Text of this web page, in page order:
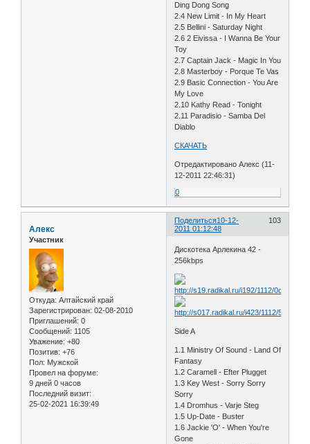
Ding Dong Song
2.4 New Limit - In My Heart
2.5 Bellini - Saturday Night
2.6 2 Eivissa - I Wanna Be Your
Toy
2.7 Captain Jack - Magic In You
2.8 Masterboy - Porque Te Vas
2.9 Basic Connection - You Are
My Love
2.10 Kathy Read - Tonight
2.11 Paradisio - Samba Del
Diablo
СКАЧАТЬ
Отредактировано Алекс (11-
12-2011 22:46:31)
0
Поделиться 103
10-12-
2011 01:12:48
Алекс
Участник
Откуда: Алтайский край
Зарегистрирован: 02-08-2010
Приглашений: 0
Сообщений: 1105
Уважение: +80
Позитив: +76
Пол: Мужской
Провел на форуме:
9 дней 0 часов
Последний визит:
25-02-2021 16:39:49
Дискотека Арлекина 42 -
256kbps
Side A
1.1 Ministry Of Sound - Land Of
Fantasy
1.2 Caramell - Efter Plugget
1.3 Key West - Sorry Sorry
Sorry
1.4 Dromhus - Varje Steg
1.5 Up-Date - Buster
1.6 Jackie 'O' - When You're
Gone